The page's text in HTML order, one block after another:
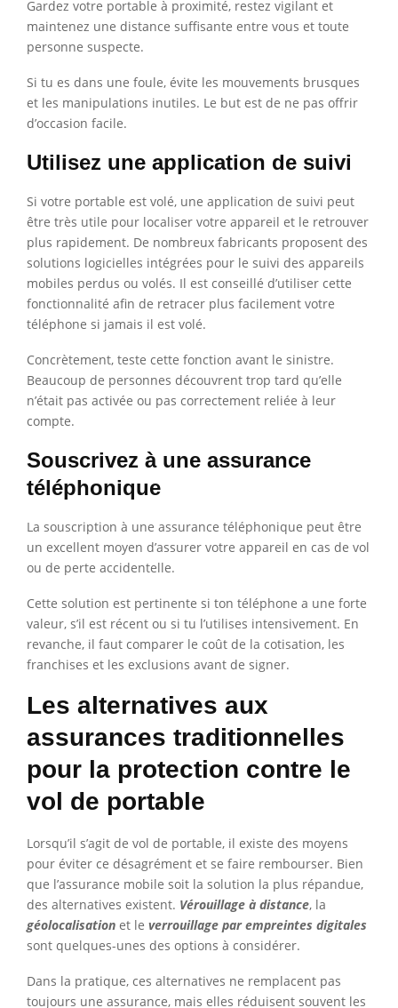
Gardez votre portable à proximité, restez vigilant et
maintenez une distance suffisante entre vous et toute
personne suspecte.
Si tu es dans une foule, évite les mouvements brusques
et les manipulations inutiles. Le but est de ne pas offrir
d’occasion facile.
Utilisez une application de suivi
Si votre portable est volé, une application de suivi peut
être très utile pour localiser votre appareil et le retrouver
plus rapidement. De nombreux fabricants proposent des
solutions logicielles intégrées pour le suivi des appareils
mobiles perdus ou volés. Il est conseillé d’utiliser cette
fonctionnalité afin de retracer plus facilement votre
téléphone si jamais il est volé.
Concrètement, teste cette fonction avant le sinistre.
Beaucoup de personnes découvrent trop tard qu’elle
n’était pas activée ou pas correctement reliée à leur
compte.
Souscrivez à une assurance
téléphonique
La souscription à une assurance téléphonique peut être
un excellent moyen d’assurer votre appareil en cas de vol
ou de perte accidentelle.
Cette solution est pertinente si ton téléphone a une forte
valeur, s’il est récent ou si tu l’utilises intensivement. En
revanche, il faut comparer le coût de la cotisation, les
franchises et les exclusions avant de signer.
Les alternatives aux
assurances traditionnelles
pour la protection contre le
vol de portable
Lorsqu’il s’agit de vol de portable, il existe des moyens
pour éviter ce désagrément et se faire rembourser. Bien
que l’assurance mobile soit la solution la plus répandue,
des alternatives existent. Vérouillage à distance, la
géolocalisation et le verrouillage par empreintes digitales
sont quelques-unes des options à considérer.
Dans la pratique, ces alternatives ne remplacent pas
toujours une assurance, mais elles réduisent souvent les